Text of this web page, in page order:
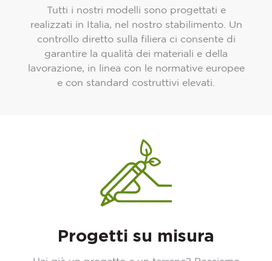
Tutti i nostri modelli sono progettati e
realizzati in Italia, nel nostro stabilimento. Un
controllo diretto sulla filiera ci consente di
garantire la qualità dei materiali e della
lavorazione, in linea con le normative europee
e con standard costruttivi elevati.
Progetti su misura